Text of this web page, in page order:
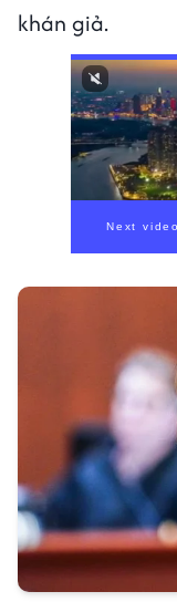
khán giả.